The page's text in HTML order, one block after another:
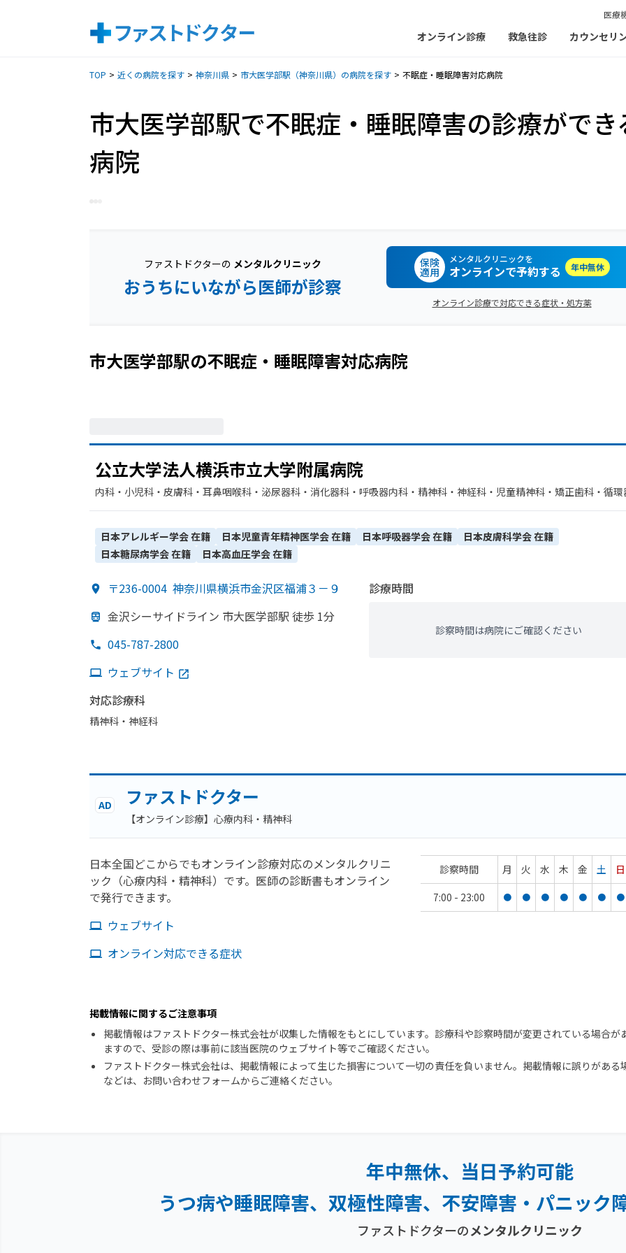
医療
オンライン診療 救急往診 カウンセリ
TOP 近くの病院を探す 神奈川県 市大医学部駅（神奈川県）の病院を探す 不眠症・睡眠障害対応病院
市大医学部駅で不眠症・睡眠障害の診療ができ
病院
ファストドクターの メンタルクリニック
おうちにいながら医師が診察
保険
適用
メンタルクリニックを
オンラインで予約する 年中無休
オンライン診療で対応できる症状・処方薬
市大医学部駅の不眠症・睡眠障害対応病院
公立大学法人横浜市立大学附属病院
内科・​小児科・​皮膚科・​耳鼻咽喉科・​泌尿器科・​消化器科・​呼吸器内科・​精神科・神経科・​児童精神科・​矯正歯科・​循環
科・​乳腺外科・​麻酔科・​歯科・​形成外科・​腫瘍内科・外科・​糖尿病内科
日本アレルギー学会在籍 日本児童青年精神医学会在籍 日本呼吸器学会在籍 日本皮膚科学会在籍
日本糖尿病学会在籍 日本高血圧学会在籍
〒236-0004 神奈川県横浜市金沢区福浦３－９
金沢シーサイドライン 市大医学部駅 徒歩 1分
045-787-2800
ウェブサイト
対応診療科
精神科・神経科
診療時間
診察時間は病院にご確認ください
AD ファストドクター
【オンライン診療】心療内科・精神科
日本全国どこからでもオンライン診療対応のメンタルクリニ
ック（心療内科・精神科）です。医師の診断書もオンライン
で発行できます。
ウェブサイト
オンライン対応できる症状
診察時間 月 火 水 木 金 土
日
7:00 - 23:00
● ● ● ● ● ● ●
掲載情報に関するご注意事項
掲載情報はファストドクター株式会社が収集した情報をもとにしています。診療科や診察時間が変更されている場合が
ますので、受診の際は事前に該当医院のウェブサイト等でご確認ください。
ファストドクター株式会社は、掲載情報によって生じた損害について一切の責任を負いません。掲載情報に誤りがある
などは、お問い合わせフォームからご連絡ください。
年中無休、当日予約可能
うつ病や睡眠障害、双極性障害、 不安障害・パニック
ファストドクターのメンタルクリニック